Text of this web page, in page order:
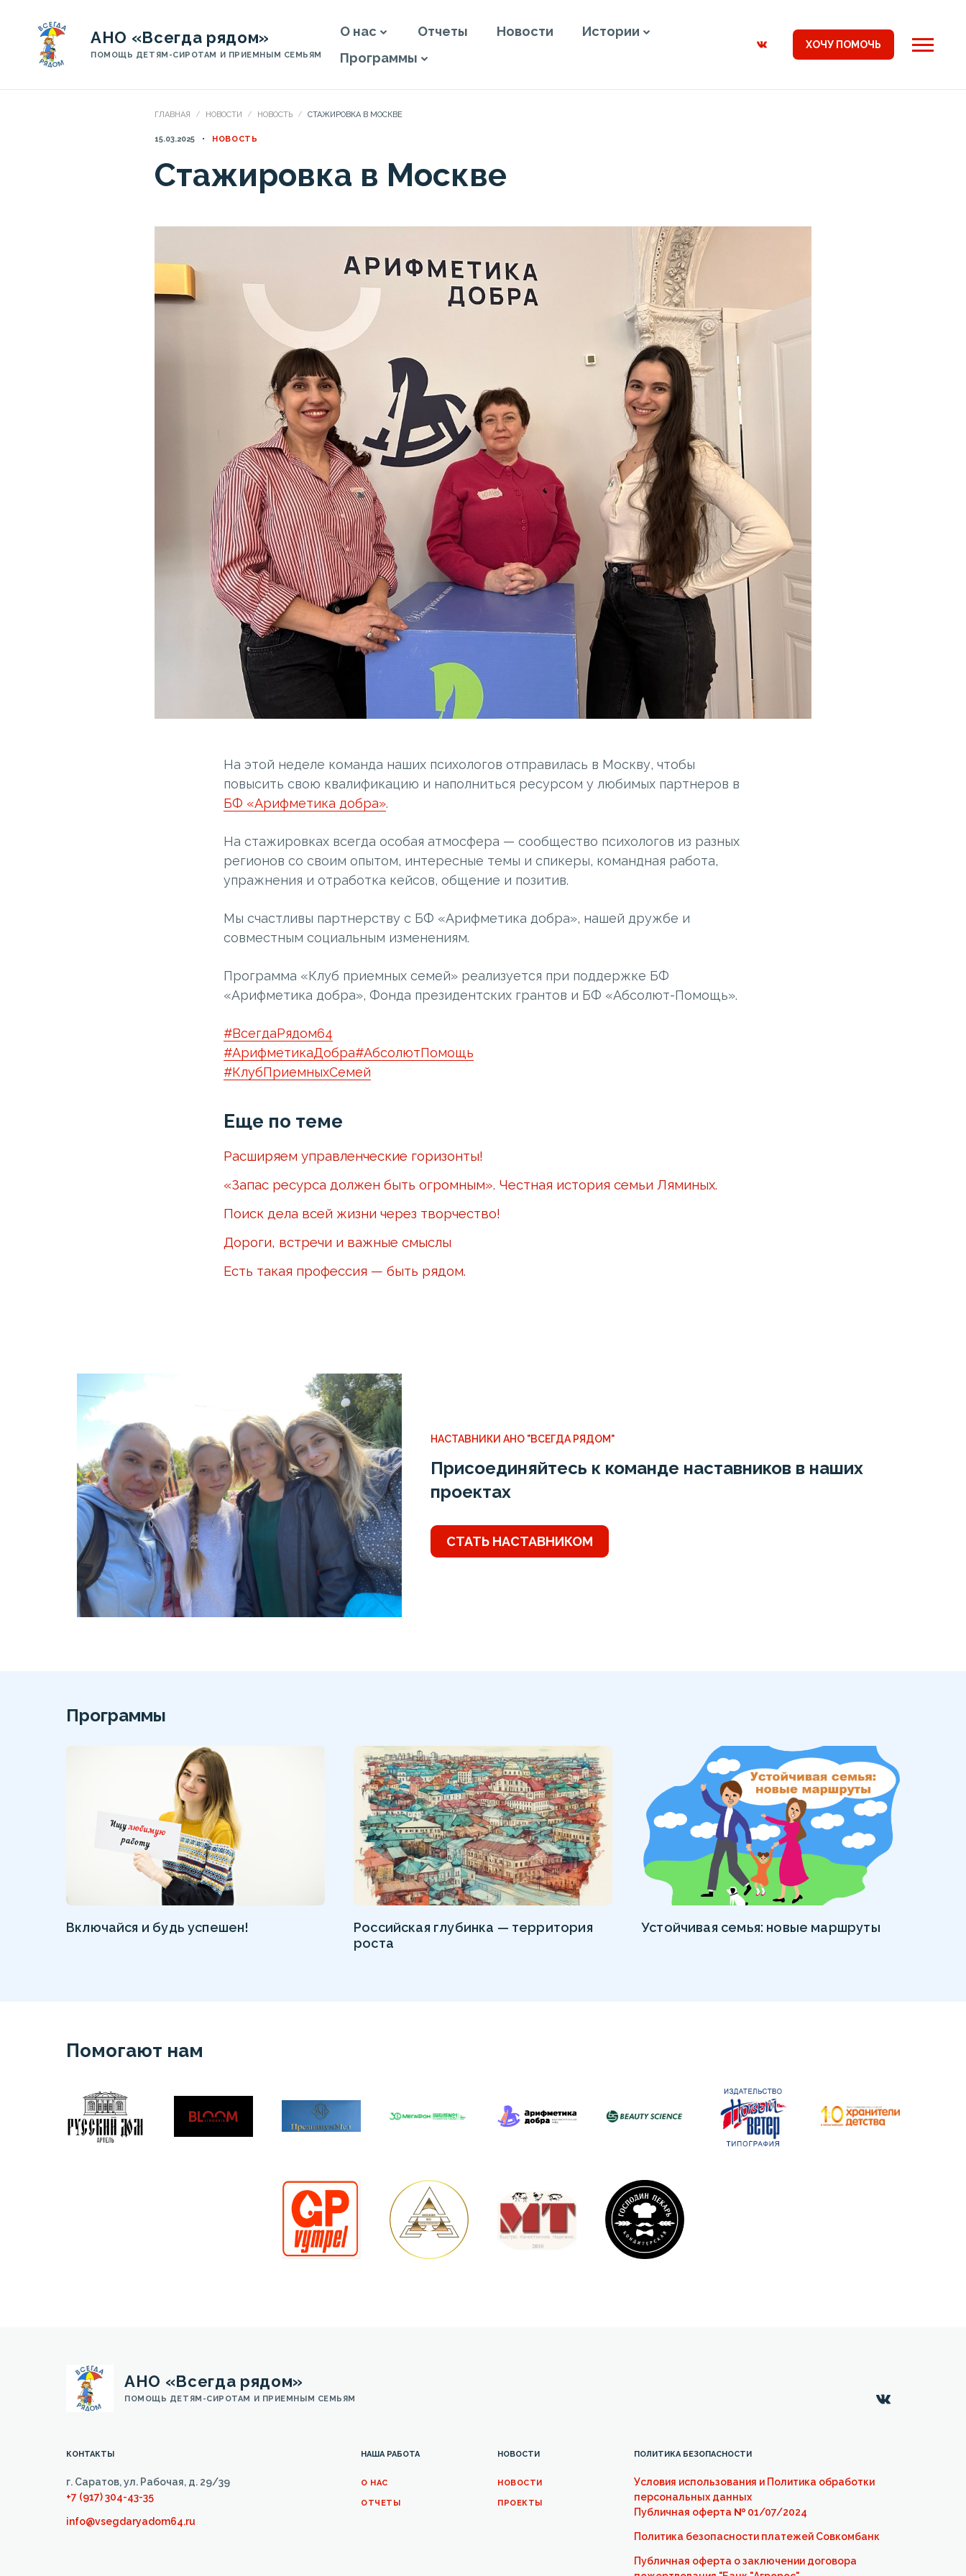
АНО «Всегда рядом»
ПОМОЩЬ ДЕТЯМ-СИРОТАМ И ПРИЕМНЫМ СЕМЬЯМ
О нас Отчеты Новости
Истории
Программы
ХОЧУ ПОМОЧЬ
ГЛАВНАЯ НОВОСТИ НОВОСТЬ СТАЖИРОВКА В МОСКВЕ
15.03.2025 НОВОСТЬ
Стажировка в Москве
На этой неделе команда наших психологов отправилась в Москву, чтобы
повысить свою квалификацию и наполниться ресурсом у любимых партнеров в
БФ «Арифметика добра».
На стажировках всегда особая атмосфера — сообщество психологов из разных
регионов со своим опытом, интересные темы и спикеры, командная работа,
упражнения и отработка кейсов, общение и позитив.
Мы счастливы партнерству с БФ «Арифметика добра», нашей дружбе и
совместным социальным изменениям.
Программа «Клуб приемных семей» реализуется при поддержке БФ
«Арифметика добра», Фонда президентских грантов и БФ «Абсолют-Помощь».
#ВсегдаРядом64
#АрифметикаДобра#АбсолютПомощь
#КлубПриемныхСемей
Еще по теме
Расширяем управленческие горизонты!
«Запас ресурса должен быть огромным». Честная история семьи Ляминых.
Поиск дела всей жизни через творчество!
Дороги, встречи и важные смыслы
Есть такая профессия — быть рядом.
НАСТАВНИКИ АНО "ВСЕГДА РЯДОМ"
Присоединяйтесь к команде наставников в наших
проектах
СТАТЬ НАСТАВНИКОМ
Программы
Включайся и будь успешен!
Российская глубинка — территория
роста
Устойчивая семья: новые маршруты
Помогают нам
АНО «Всегда рядом»
ПОМОЩЬ ДЕТЯМ-СИРОТАМ И ПРИЕМНЫМ СЕМЬЯМ
КОНТАКТЫ
г. Саратов, ул. Рабочая, д. 29/39
+7 (917) 304-43-35
info@vsegdaryadom64.ru
НАША РАБОТА
О НАС
ОТЧЕТЫ
НОВОСТИ
НОВОСТИ
ПРОЕКТЫ
ПОЛИТИКА БЕЗОПАСНОСТИ
Условия использования и Политика обработки
персональных данных
Публичная оферта № 01/07/2024
Политика безопасности платежей Совкомбанк
Публичная оферта о заключении договора